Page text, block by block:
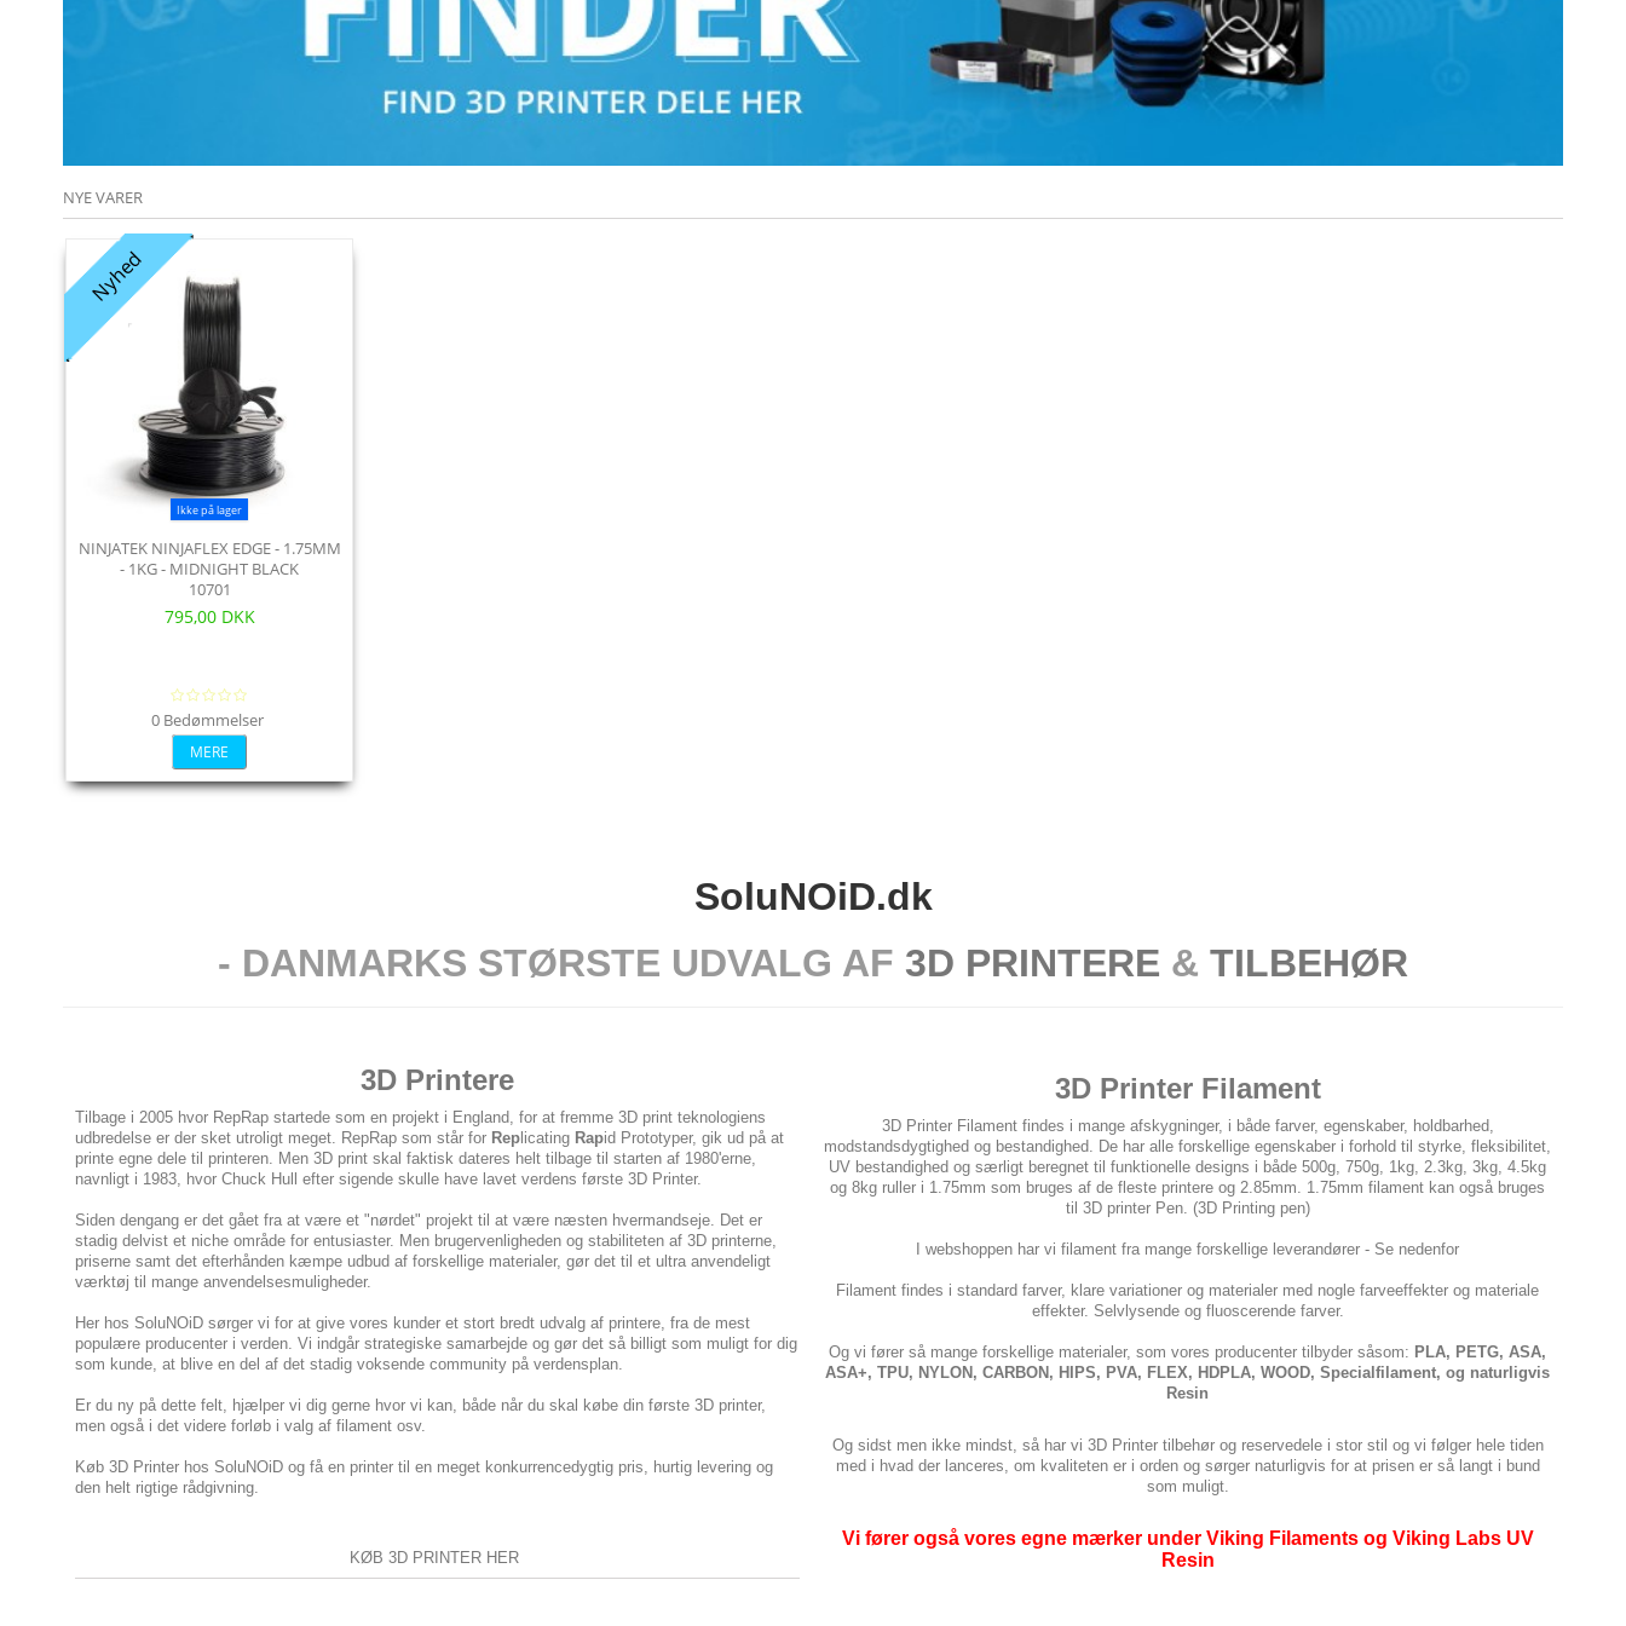
NYE VARER
Nyhed
Ikke på lager
NINJATEK NINJAFLEX EDGE - 1.75MM
- 1KG - MIDNIGHT BLACK
10701
795,00 DKK
0 Bedømmelser
MERE
SoluNOiD.dk
- DANMARKS STØRSTE UDVALG AF 3D PRINTERE & TILBEHØR
3D Printere
Tilbage i 2005 hvor RepRap startede som en projekt i England, for at fremme 3D print teknologiens
udbredelse er der sket utroligt meget. RepRap som står for Rep licating Rapid Prototyper, gik ud på at
printe egne dele til printeren. Men 3D print skal faktisk dateres helt tilbage til starten af 1980'erne,
navnligt i 1983, hvor Chuck Hull efter sigende skulle have lavet verdens første 3D Printer.
Siden dengang er det gået fra at være et "nørdet" projekt til at være næsten hvermandseje. Det er
stadig delvist et niche område for entusiaster. Men brugervenligheden og stabiliteten af 3D printerne,
priserne samt det efterhånden kæmpe udbud af forskellige materialer, gør det til et ultra anvendeligt
værktøj til mange anvendelsesmuligheder.
Her hos SoluNOiD sørger vi for at give vores kunder et stort bredt udvalg af printere, fra de mest
populære producenter i verden. Vi indgår strategiske samarbejde og gør det så billigt som muligt for dig
som kunde, at blive en del af det stadig voksende community på verdensplan.
Er du ny på dette felt, hjælper vi dig gerne hvor vi kan, både når du skal købe din første 3D printer,
men også i det videre forløb i valg af filament osv.
Køb 3D Printer hos SoluNOiD og få en printer til en meget konkurrencedygtig pris, hurtig levering og
den helt rigtige rådgivning.
KØB 3D PRINTER HER
3D Printer Filament
3D Printer Filament findes i mange afskygninger, i både farver, egenskaber, holdbarhed,
modstandsdygtighed og bestandighed. De har alle forskellige egenskaber i forhold til styrke, fleksibilitet,
UV bestandighed og særligt beregnet til funktionelle designs i både 500g, 750g, 1kg, 2.3kg, 3kg, 4.5kg
og 8kg ruller i 1.75mm som bruges af de fleste printere og 2.85mm. 1.75mm filament kan også bruges
til 3D printer Pen. (3D Printing pen)
I webshoppen har vi filament fra mange forskellige leverandører - Se nedenfor
Filament findes i standard farver, klare variationer og materialer med nogle farveeffekter og materiale
effekter. Selvlysende og fluoscerende farver.
Og vi fører så mange forskellige materialer, som vores producenter tilbyder såsom: PLA, PETG, ASA,
ASA+, TPU, NYLON, CARBON, HIPS, PVA, FLEX, HDPLA, WOOD, Specialfilament, og naturligvis
Resin
Og sidst men ikke mindst, så har vi 3D Printer tilbehør og reservedele i stor stil og vi følger hele tiden
med i hvad der lanceres, om kvaliteten er i orden og sørger naturligvis for at prisen er så langt i bund
som muligt.
Vi fører også vores egne mærker under Viking Filaments og Viking Labs UV
Resin